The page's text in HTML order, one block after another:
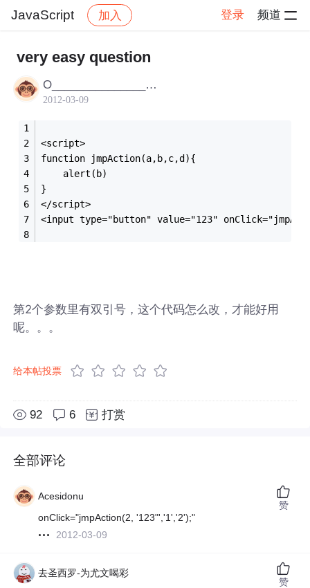
JavaScript 加入 登录 频道
very easy question
O__________________K
2012-03-09
<script>
function jmpAction(a,b,c,d){
	alert(b)
}
</script>
<input type="button" value="123"
第2个参数里有双引号，这个代码怎么改，才能好用
呢。。。
给本帖投票
92 6 打赏
全部评论
Acesidonu
onClick="jmpAction(2, '123"','1','2');"
2012-03-09
赞
去圣西罗-为尤文喝彩
赞